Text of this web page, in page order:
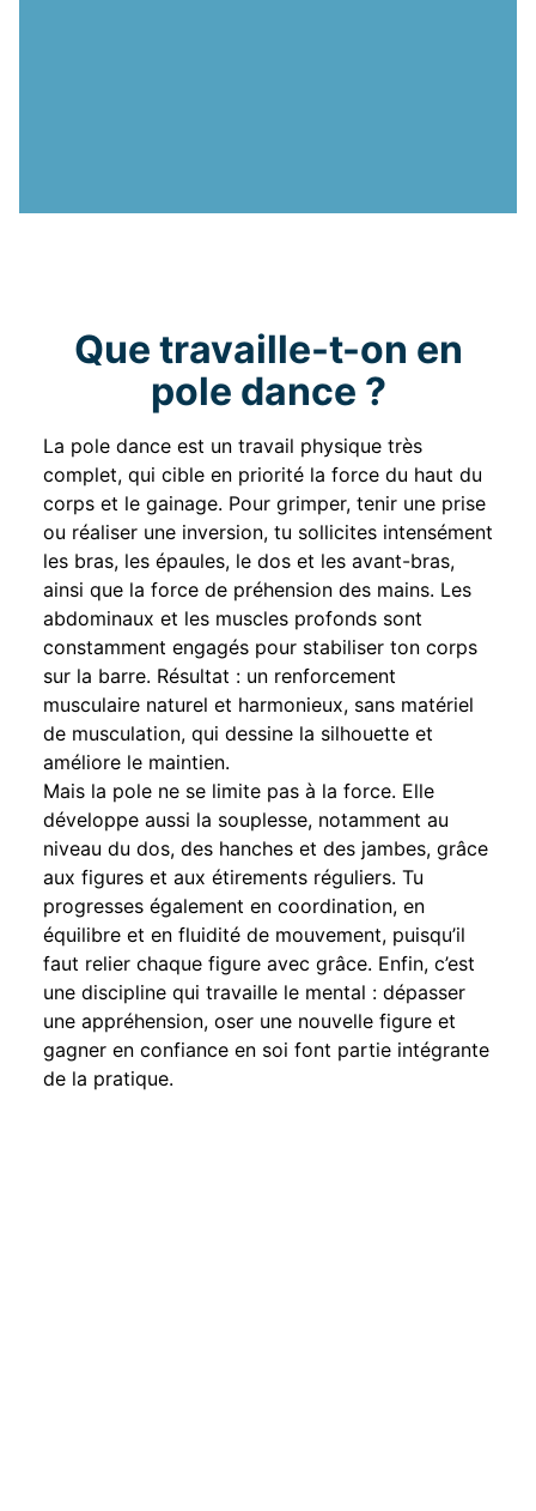
Que travaille-t-on en
pole dance ?
La pole dance est un travail physique très
complet, qui cible en priorité la force du haut du
corps et le gainage. Pour grimper, tenir une prise
ou réaliser une inversion, tu sollicites intensément
les bras, les épaules, le dos et les avant-bras,
ainsi que la force de préhension des mains. Les
abdominaux et les muscles profonds sont
constamment engagés pour stabiliser ton corps
sur la barre. Résultat : un renforcement
musculaire naturel et harmonieux, sans matériel
de musculation, qui dessine la silhouette et
améliore le maintien.
Mais la pole ne se limite pas à la force. Elle
développe aussi la souplesse, notamment au
niveau du dos, des hanches et des jambes, grâce
aux figures et aux étirements réguliers. Tu
progresses également en coordination, en
équilibre et en fluidité de mouvement, puisqu’il
faut relier chaque figure avec grâce. Enfin, c’est
une discipline qui travaille le mental : dépasser
une appréhension, oser une nouvelle figure et
gagner en confiance en soi font partie intégrante
de la pratique.